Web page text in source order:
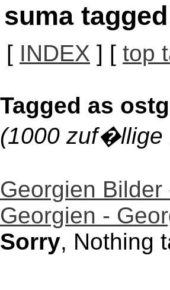
suma
[ INDEX ] [ top
Tagged as
(1000 zuf�llige
Georgien
Georgien -
Sorry, Nothing